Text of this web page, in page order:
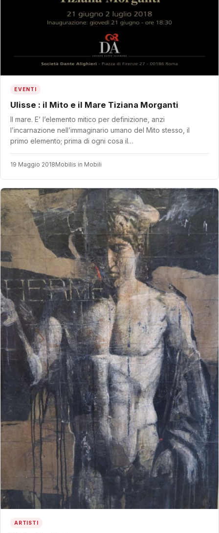
EVENTI
Ulisse : il Mito e il Mare Tiziana Morganti
Il mare. E’ l’elemento mitico per definizione, anzi
l’incarnazione nell’immaginario umano del Mito stesso, il
primo elemento; prima di ogni cosa il…
19 Maggio 2018Mobilis in Mobili
ARTISTI